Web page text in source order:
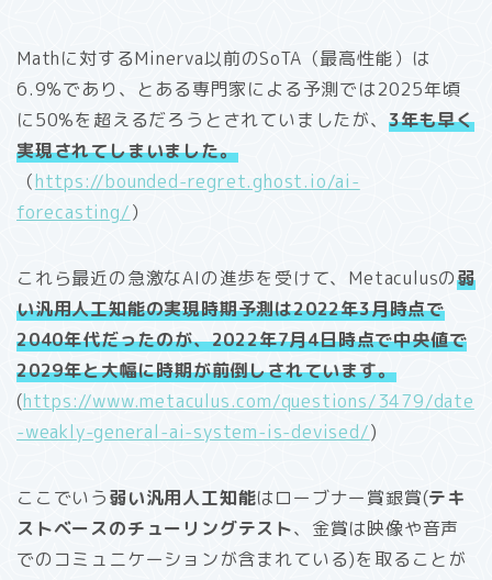
Mathに対するMinerva以前のSoTA（最高性能）は
6.9%であり、とある専門家による予測では2025年頃
に50%を超えるだろうとされていましたが、 3年も早く
実現されてしまいました。
（https://bounded-regret.ghost.io/ai-
forecasting/）
これら最近の急激なAIの進歩を受けて、Metaculusの弱
い汎用人工知能の実現時期予測は2022年3月時点で
2040年代だったのが、2022年7月4日時点で中央値で
2029年と大幅に時期が前倒しされています。
(https://www.metaculus.com/questions/3479/date
-weakly-general-ai-system-is-devised/)
ここでいう弱い汎用人工知能はローブナー賞銀賞(テキ
ストベースのチューリングテスト、金賞は映像や音声
でのコミュニケーションが含まれている)を取ることが